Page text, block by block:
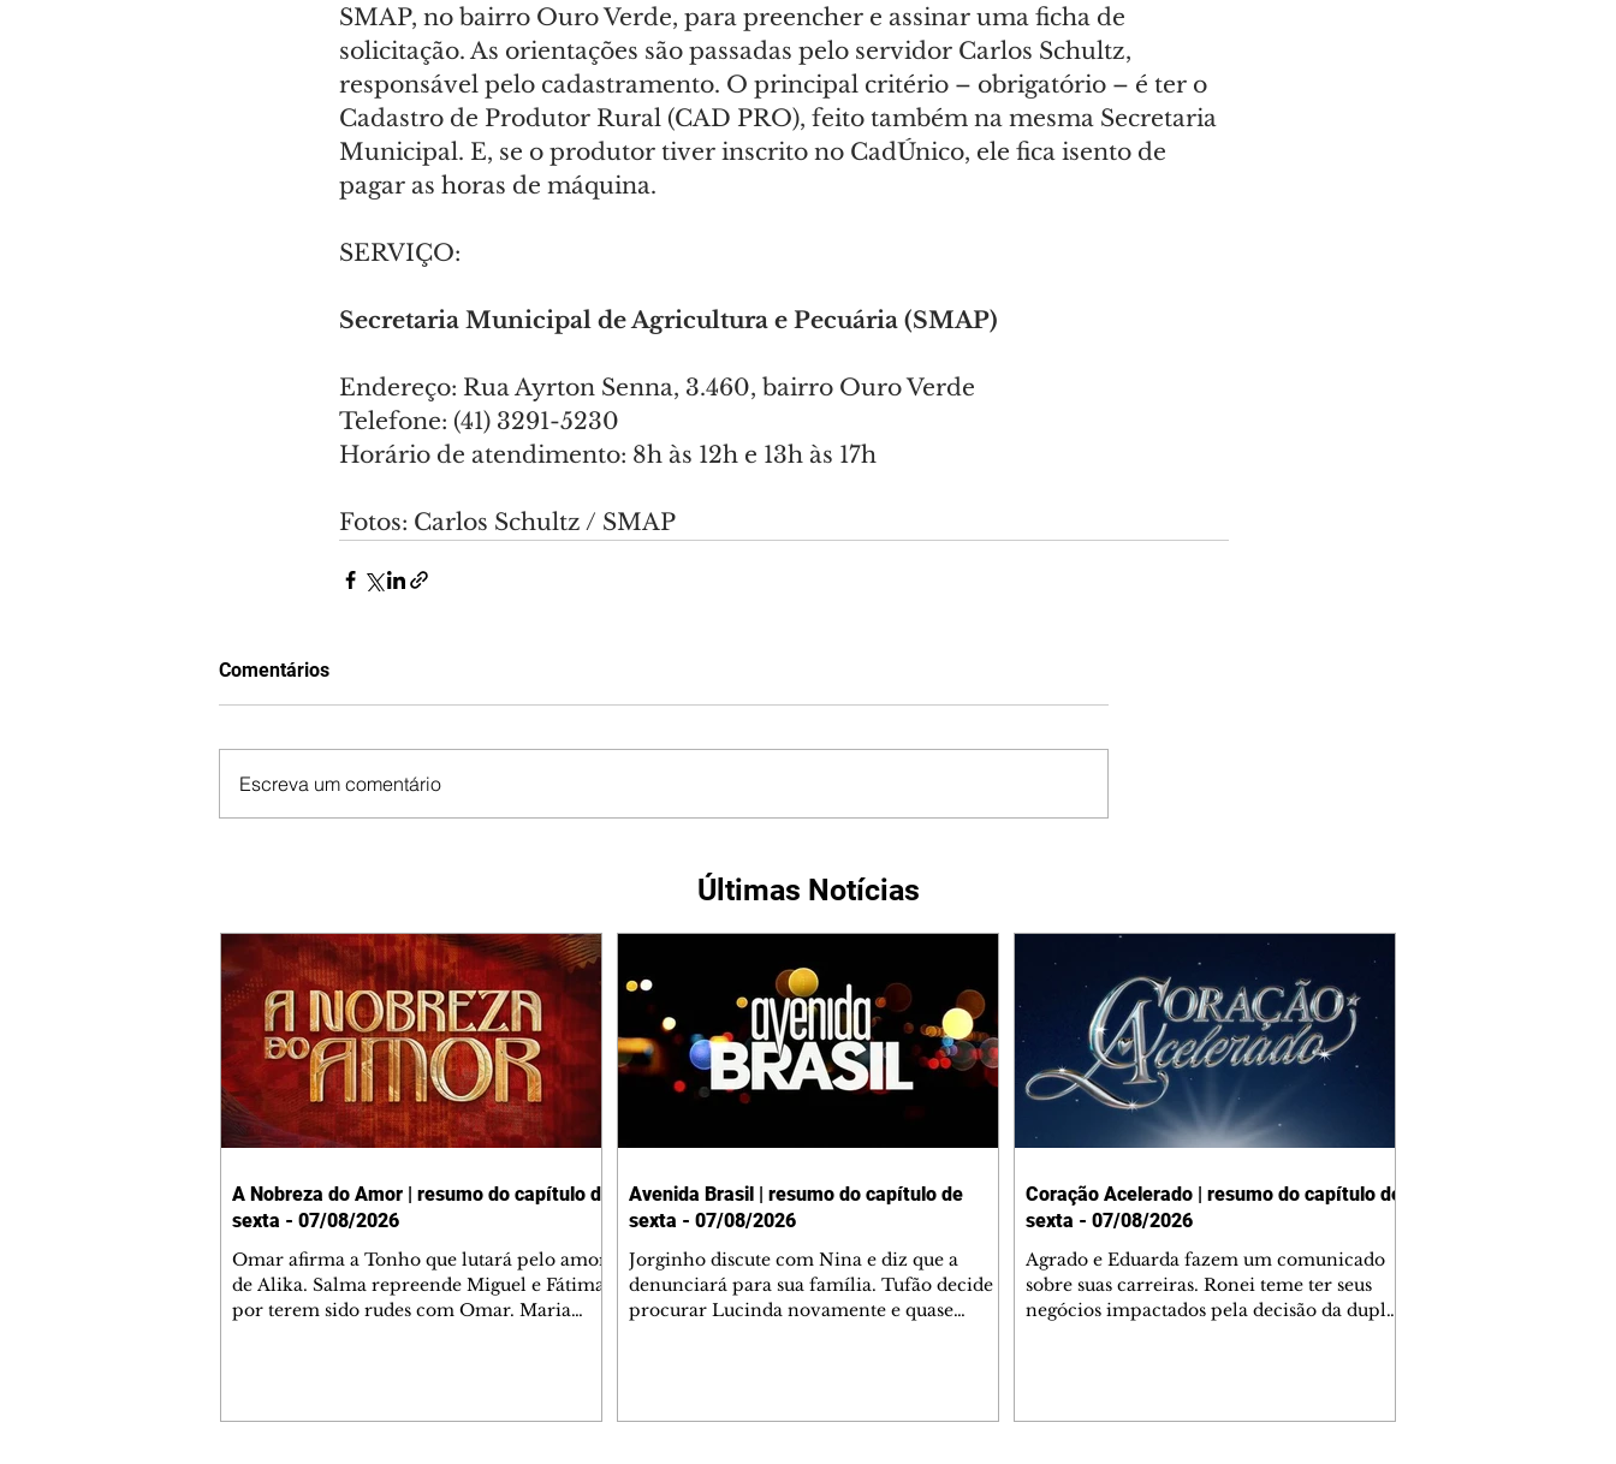
SMAP, no bairro Ouro Verde, para preencher e assinar uma ficha de
solicitação. As orientações são passadas pelo servidor Carlos Schultz,
responsável pelo cadastramento. O principal critério – obrigatório – é ter o
Cadastro de Produtor Rural (CAD PRO), feito também na mesma Secretaria
Municipal. E, se o produtor tiver inscrito no CadÚnico, ele fica isento de
pagar as horas de máquina.
SERVIÇO:
Secretaria Municipal de Agricultura e Pecuária (SMAP)
Endereço: Rua Ayrton Senna, 3.460, bairro Ouro Verde
Telefone: (41) 3291-5230
Horário de atendimento: 8h às 12h e 13h às 17h
Fotos: Carlos Schultz / SMAP
Comentários
Escreva um comentário
Últimas Notícias
A Nobreza do Amor | resumo do capítulo de
sexta - 07/08/2026
Omar afirma a Tonho que lutará pelo amor
de Alika. Salma repreende Miguel e Fátima
por terem sido rudes com Omar. Maria
Avenida Brasil | resumo do capítulo de
sexta - 07/08/2026
Jorginho discute com Nina e diz que a
denunciará para sua família. Tufão decide
procurar Lucinda novamente e quase
Coração Acelerado | resumo do capítulo de
sexta - 07/08/2026
Agrado e Eduarda fazem um comunicado
sobre suas carreiras. Ronei teme ter seus
negócios impactados pela decisão da dupla.